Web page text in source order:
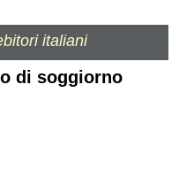
italiani
di soggiorno